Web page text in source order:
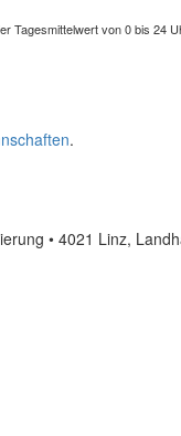
Tagesmittelwert von 0 bis 24
.
• 4021 Linz,